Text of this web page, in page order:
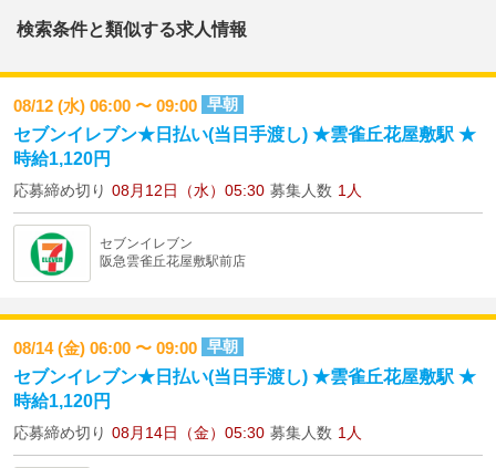
検索条件と類似する求人情報
08/12 (水) 06:00 〜 09:00 早朝
セブンイレブン★日払い(当日手渡し) ★雲雀丘花屋敷駅 ★
時給1,120円
応募締め切り 08月12日（水）05:30 募集人数 1人
セブンイレブン
阪急雲雀丘花屋敷駅前店
08/14 (金) 06:00 〜 09:00 早朝
セブンイレブン★日払い(当日手渡し) ★雲雀丘花屋敷駅 ★
時給1,120円
応募締め切り 08月14日（金）05:30 募集人数 1人